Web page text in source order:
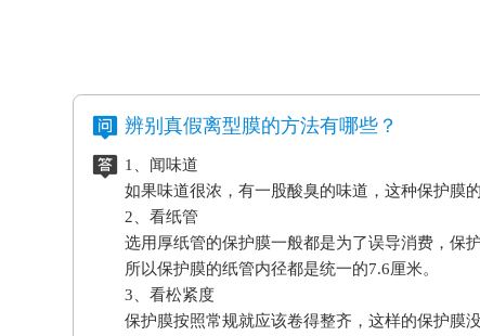
辨别真假离型膜的方法有哪些？
1、闻味道
如果味道很浓，有一股酸臭的味道，这种保护膜
2、看纸管
选用厚纸管的保护膜一般都是为了误导消费，保
所以保护膜的纸管内径都是统一的7.6厘米。
3、看松紧度
保护膜按照常规就应该卷得整齐，这样的保护膜